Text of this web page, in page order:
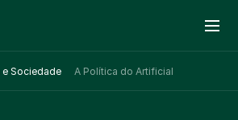
e Sociedade A Política do Artificial